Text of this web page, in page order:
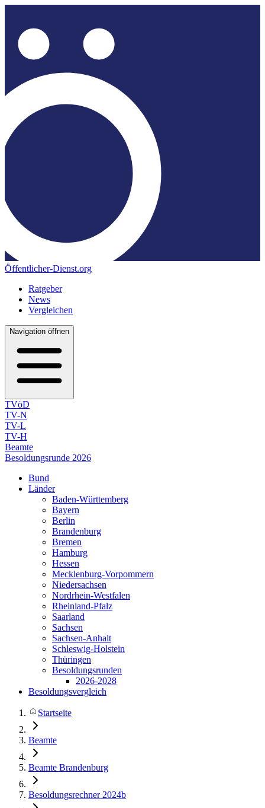
Öffentlicher-Dienst.org
Ratgeber
News
Vergleichen
Navigation öffnen
TVöD
TV-N
TV-L
TV-H
Beamte
Besoldungsrunde 2026
Bund
Länder
Baden-Württemberg
Bayern
Berlin
Brandenburg
Bremen
Hamburg
Hessen
Mecklenburg-Vorpommern
Niedersachsen
Nordrhein-Westfalen
Rheinland-Pfalz
Saarland
Sachsen
Sachsen-Anhalt
Schleswig-Holstein
Thüringen
Besoldungsrunden
2026-2028
Besoldungsvergleich
Startseite
Beamte
Beamte Brandenburg
Besoldungsrechner 2024b